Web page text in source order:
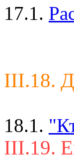
17.1.
III.18.
18.1.
III.19.